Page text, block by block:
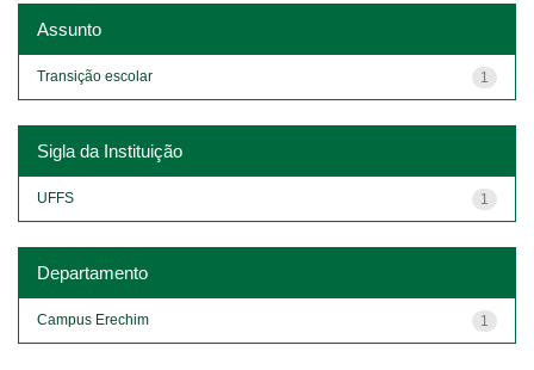
Assunto
1
Transição escolar
Sigla da Instituição
1
UFFS
Departamento
1
Campus Erechim